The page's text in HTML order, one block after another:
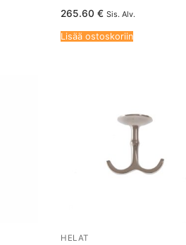
265.60 € Sis. Alv.
Lisää ostoskoriin
HELAT